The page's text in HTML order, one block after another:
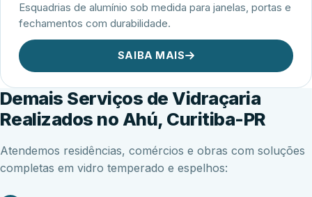
Esquadrias de alumínio sob medida para janelas, portas e
fechamentos com durabilidade.
SAIBA MAIS
Demais Serviços de Vidraçaria
Realizados no Ahú, Curitiba-PR
Atendemos residências, comércios e obras com soluções
completas em vidro temperado e espelhos: